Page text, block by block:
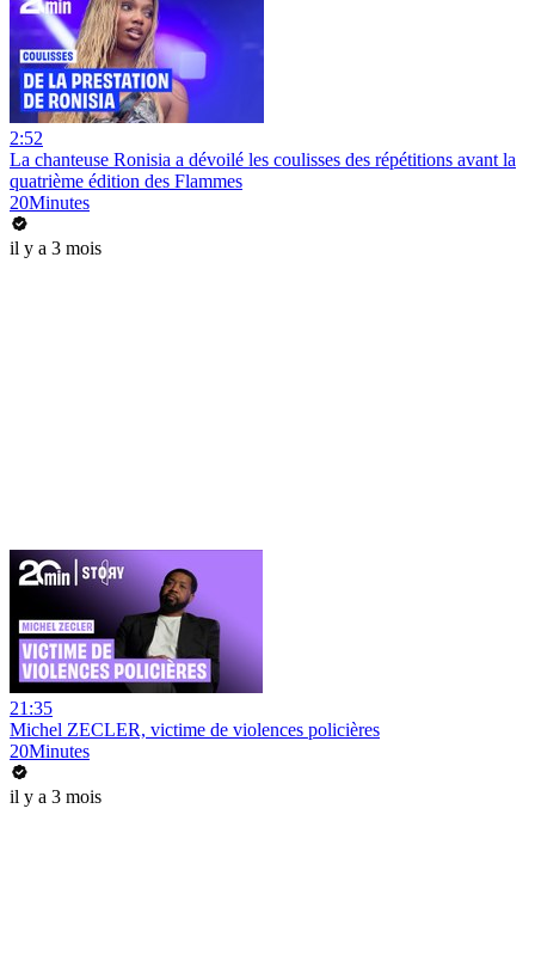
2:52
La chanteuse Ronisia a dévoilé les coulisses des répétitions avant la
quatrième édition des Flammes
20Minutes
il y a 3 mois
21:35
Michel ZECLER, victime de violences policières
20Minutes
il y a 3 mois